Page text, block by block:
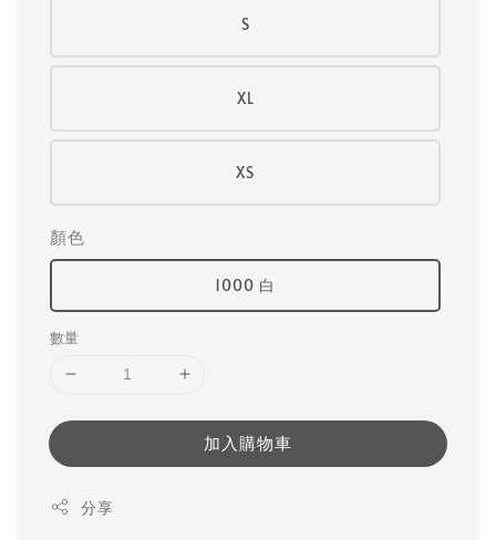
S
XL
XS
顏色
1000 白
數量
加入購物車
分享